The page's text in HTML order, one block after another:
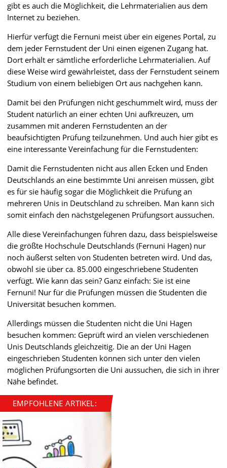
gibt es auch die Möglichkeit, die Lehrmaterialien aus dem
Internet zu beziehen.
Hierfür verfügt die Fernuni meist über ein eigenes Portal, zu
dem jeder Fernstudent der Uni einen eigenen Zugang hat.
Dort erhält er sämtliche erforderliche Lehrmaterialien. Auf
diese Weise wird gewährleistet, dass der Fernstudent seinem
Studium von einem beliebigen Ort aus nachgehen kann.
Damit bei den Prüfungen nicht geschummelt wird, muss der
Student natürlich an einer echten Uni aufkreuzen, um
zusammen mit anderen Fernstudenten an der
beaufsichtigten Prüfung teilzunehmen. Und auch hier gibt es
eine interessante Vereinfachung für die Fernstudenten:
Damit die Fernstudenten nicht aus allen Ecken und Enden
Deutschlands an eine bestimmte Uni anreisen müssen, gibt
es für sie häufig sogar die Möglichkeit die Prüfung an
mehreren Unis in Deutschland zu schreiben. Man kann sich
somit einfach den nächstgelegenen Prüfungsort aussuchen.
Alle diese Vereinfachungen führen dazu, dass beispielsweise
die größte Hochschule Deutschlands (Fernuni Hagen) nur
noch äußerst selten von Studenten betreten wird. Und das,
obwohl sie über ca. 85.000 eingeschriebene Studenten
verfügt. Wie kann das sein? Ganz einfach: Sie ist eine
Fernuni! Nur für die Prüfungen müssen die Studenten die
Universität besuchen kommen.
Allerdings müssen die Studenten nicht die Uni Hagen
besuchen kommen: Geprüft wird an vielen verschiedenen
Unis Deutschlands gleichzeitig. Die an der Uni Hagen
eingeschrieben Studenten können sich unter den vielen
möglichen Prüfungsorten die Uni aussuchen, die sich in ihrer
Nähe befindet.
EMPFOHLENE ARTIKEL: